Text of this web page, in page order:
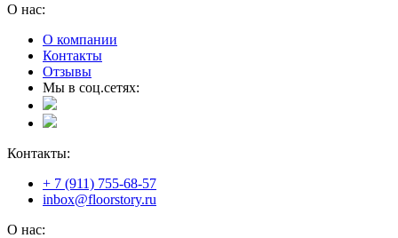
О нас:
О компании
Контакты
Отзывы
Мы в соц.сетях:
Контакты:
+ 7 (911) 755-68-57
inbox@floorstory.ru
О нас: